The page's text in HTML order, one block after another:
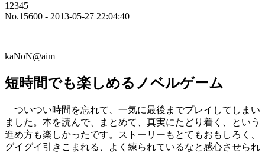
12345
No.15600 - 2013-05-27 22:04:40
kaNoN@aim
短時間でも楽しめるノベルゲーム
ついつい時間を忘れて、一気に最後までプレイしてしまい
ました。本を読んで、まとめて、真実にたどり着く、という
進め方も楽しかったです。ストーリーもとてもおもしろく、
グイグイ引きこまれる、よく練られているなと感心させられ